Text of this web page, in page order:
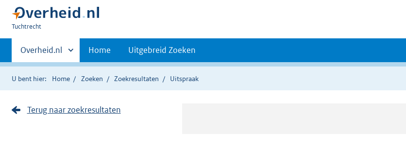
U
hier:
Tuchtrecht
Primaire
navigatie
Andere
sites
binnen
Overheid.nl Home Uitgebreid Zoeken
U bent hier: Home Zoeken Zoekresultaten Uitspraak
Terug naar zoekresultaten